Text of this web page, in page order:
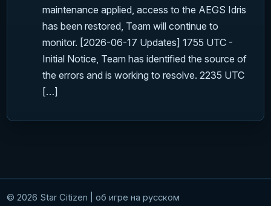
maintenance applied, access to the AEGS Idris
has been restored, Team will continue to
monitor. [2026-06-17 Updates] 1755 UTC -
Initial Notice, Team has identified the source of
the errors and is working to resolve. 2235 UTC
[…]
© 2026 Star Citizen | об игре на русском